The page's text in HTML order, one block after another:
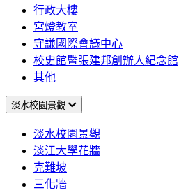
行政大樓
宮燈教室
守謙國際會議中心
校史館暨張建邦創辦人紀念館
其他
淡水校園景觀
淡水校園景觀
淡江大學花牆
克難坡
三化牆